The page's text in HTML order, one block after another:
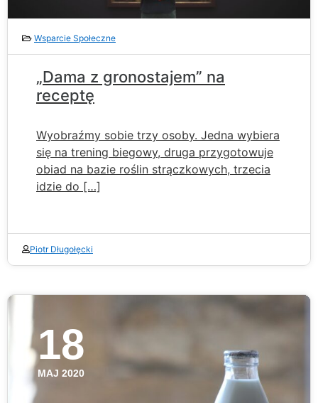
Wsparcie Społeczne
„Dama z gronostajem” na
receptę
Wyobraźmy sobie trzy osoby. Jedna wybiera
się na trening biegowy, druga przygotowuje
obiad na bazie roślin strączkowych, trzecia
idzie do […]
Piotr Długołęcki
18
MAJ 2020